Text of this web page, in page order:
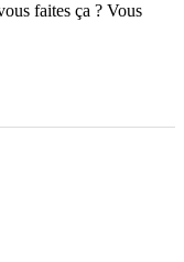
faites ça ? Vous